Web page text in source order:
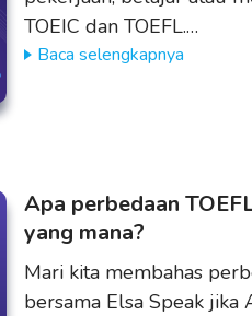
TOEIC dan TOEFL.…
Baca selengkapnya
Apa perbedaan
yang mana?
Mari kita membahas
bersama Elsa Speak